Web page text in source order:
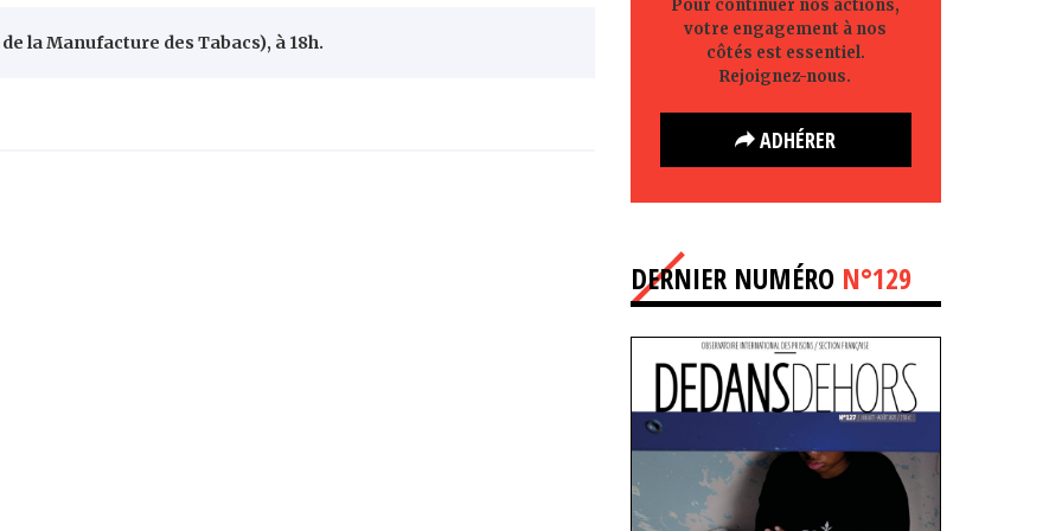
la Manufacture des Tabacs), à 18h.
Pour continuer nos actions,
votre engagement à nos
côtés est essentiel.
Rejoignez-nous.
ADHÉRER
DERNIER NUMÉRO N°129